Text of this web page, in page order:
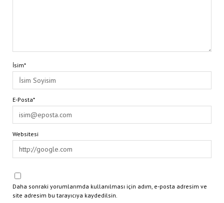
İsim*
E-Posta*
Websitesi
Daha sonraki yorumlarımda kullanılması için adım, e-posta adresim ve
site adresim bu tarayıcıya kaydedilsin.